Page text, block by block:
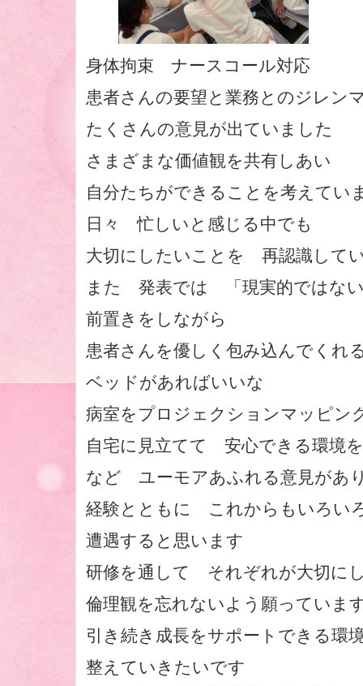
身体拘束 ナースコール対応
患者さんの要望と業務とのジレン
たくさんの意見が出ていました
さまざまな価値観を共有しあい
自分たちができることを考えて
日々 忙しいと感じる中でも
大切にしたいことを 再認識して
また 発表では 「現実的ではな
前置きをしながら
患者さんを優しく包み込んでくれ
ベッドがあればいいな
病室をプロジェクションマッピ
自宅に見立てて 安心できる環境
など ユーモアあふれる意見があ
経験とともに これからもいろい
遭遇すると思います
研修を通して それぞれが大切
倫理観を忘れないよう願って
引き続き成長をサポートできる
整えていきたいです